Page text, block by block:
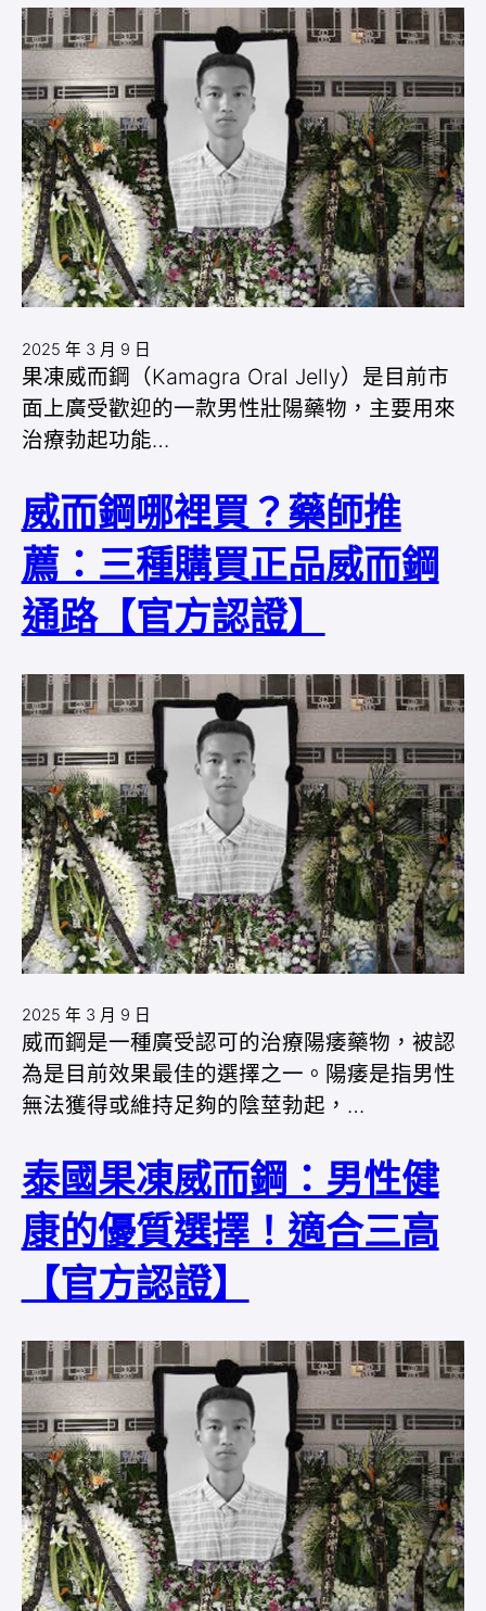
2025 年 3 月 9 日
果凍威而鋼（Kamagra Oral Jelly）是目前市
面上廣受歡迎的一款男性壯陽藥物，主要用來
治療勃起功能…
威而鋼哪裡買？藥師推
薦：三種購買正品威而鋼
通路【官方認證】
2025 年 3 月 9 日
威而鋼是一種廣受認可的治療陽痿藥物，被認
為是目前效果最佳的選擇之一。陽痿是指男性
無法獲得或維持足夠的陰莖勃起，…
泰國果凍威而鋼：男性健
康的優質選擇！適合三高
【官方認證】